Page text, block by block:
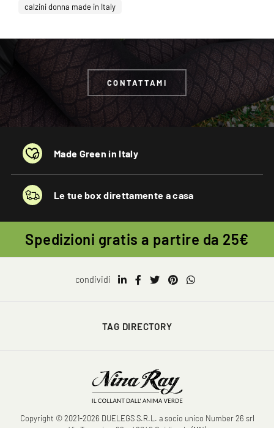
calzini donna made in Italy
CONTATTAMI
Made Green in Italy
Le tue box direttamente a casa
Spedizioni gratis a partire da 25€
condividi
TAG DIRECTORY
Copyright © 2021-2026 DUELEGS S.R.L. a socio unico Number 26 srl